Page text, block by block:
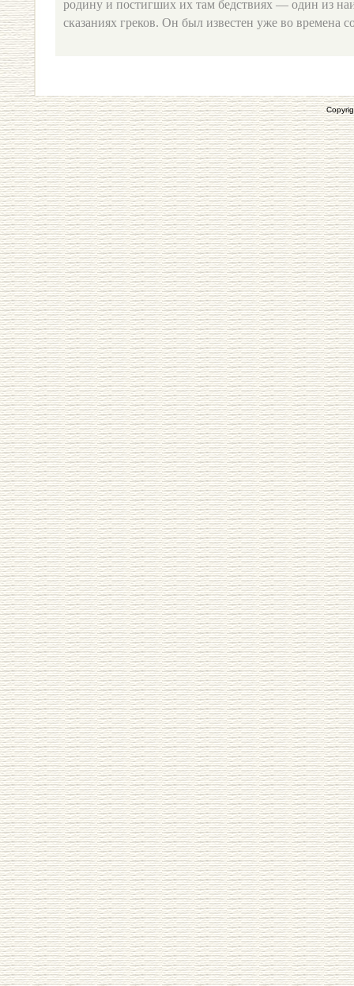
родину и постигших их там бедствиях — один из
сказаниях греков. Он был известен уже во времена